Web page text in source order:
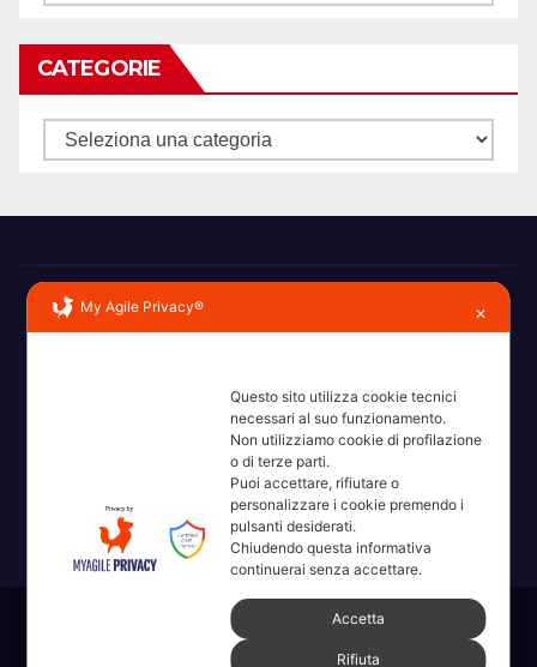
CATEGORIE
Categorie
Erba, Brianza, Lario: raccontate con la serietà di chi non
ricorda la domanda.
Sviluppato con orgoglio da WordPress
Themeansar
My Agile Privacy® ✕
Questo sito utilizza cookie tecnici
necessari al suo funzionamento.
Non utilizziamo cookie di profilazione
o di terze parti.
Puoi accettare, rifiutare o
personalizzare i cookie premendo i
pulsanti desiderati.
Chiudendo questa informativa
continuerai senza accettare.
Accetta
Rifiuta